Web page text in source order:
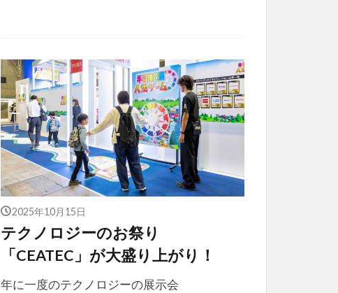
2025年10月15日
テクノロジーのお祭り
「CEATEC」が大盛り上がり！
年に一度のテクノロジーの展示会